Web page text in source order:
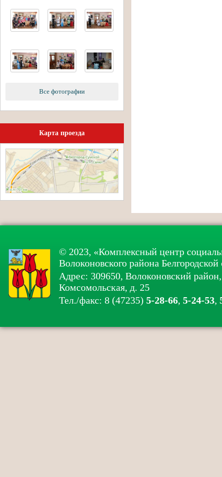
Все фотографии
Карта проезда
© 2023, «Комплексный центр
Волоконовского района Белгородской
Адрес: 309650, Волоконовский
Комсомольская, д. 25
Тел./факс: 8 (47235) 5-28-66, 5-24-53,